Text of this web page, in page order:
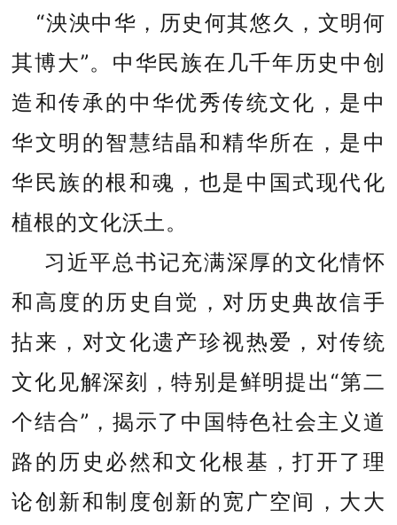
“泱泱中华，历史何其悠久，文明何
其博大”。中华民族在几千年历史中创
造和传承的中华优秀传统文化，是中
华文明的智慧结晶和精华所在，是中
华民族的根和魂，也是中国式现代化
植根的文化沃土。
习近平总书记充满深厚的文化情怀
和高度的历史自觉，对历史典故信手
拈来，对文化遗产珍视热爱，对传统
文化见解深刻，特别是鲜明提出“第二
个结合”，揭示了中国特色社会主义道
路的历史必然和文化根基，打开了理
论创新和制度创新的宽广空间，大大